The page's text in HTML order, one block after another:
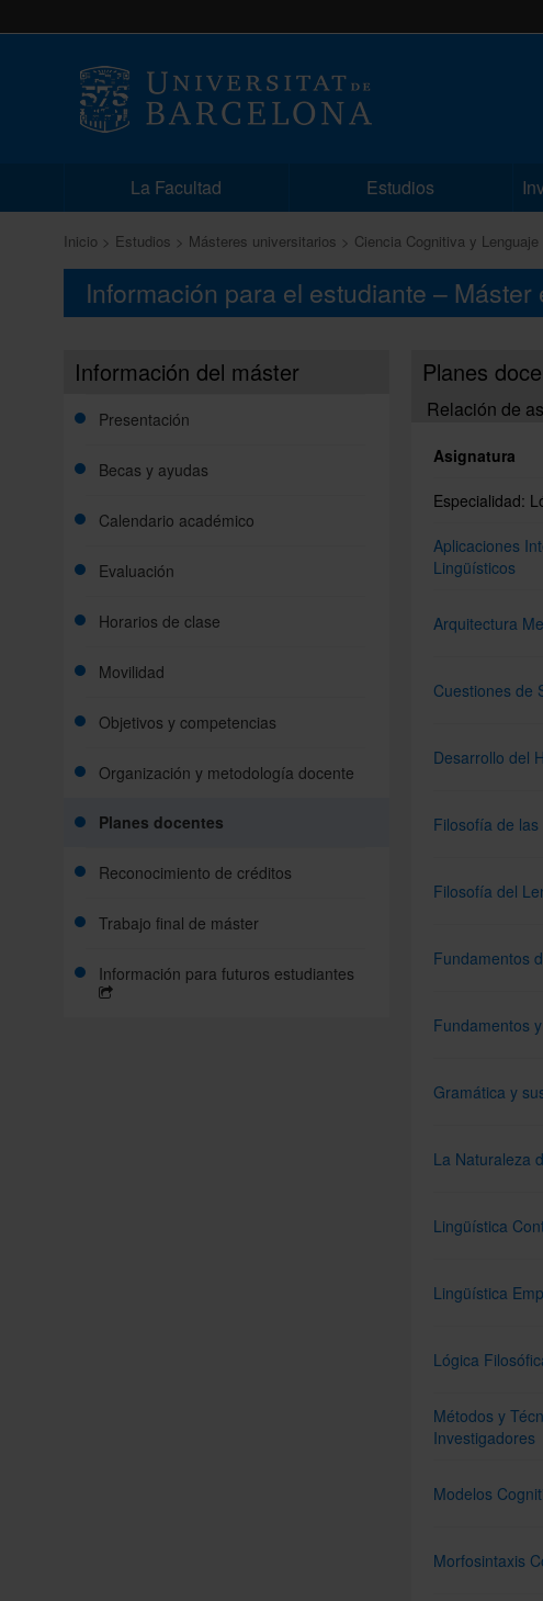
La Facultad Estudios
Inicio Estudios Másteres universitarios Ciencia Cognitiva y Lenguaje
Información para el estudiante –
Información del máster
Presentación
Becas y ayudas
Calendario académico
Evaluación
Horarios de clase
Movilidad
Objetivos y competencias
Organización y metodología docente
Planes docentes
Reconocimiento de créditos
Trabajo final de máster
Información para futuros estudiantes
Planes
Relación de
Asignatura
Especialidad:
Aplicaciones
Lingüísticos
Arquitectura
Cuestiones de
Desarrollo del
Filosofía de
Filosofía del
Fundamentos
Fundamentos
Gramática y
La Naturaleza
Lingüística
Lingüística
Lógica
Métodos y
Investigadores
Modelos
Morfosintaxis